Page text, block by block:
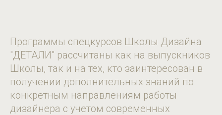
Программы спецкурсов Школы Дизайна
"ДЕТАЛИ" рассчитаны как на выпускников
Школы, так и на тех, кто заинтересован в
получении дополнительных знаний по
конкретным направлениям работы
дизайнера с учетом современных